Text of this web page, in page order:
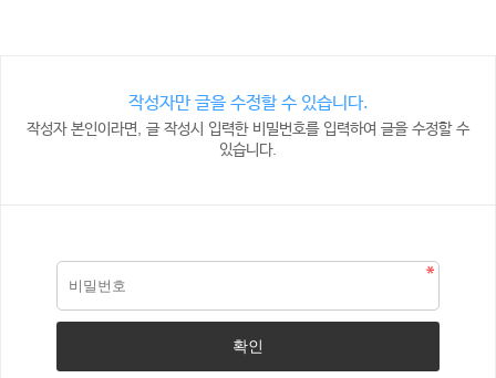
작성자만 글을 수정할 수 있습니다.
작성자 본인이라면, 글 작성시 입력한 비밀번호를 입력하여 글을 수정할 수
있습니다.